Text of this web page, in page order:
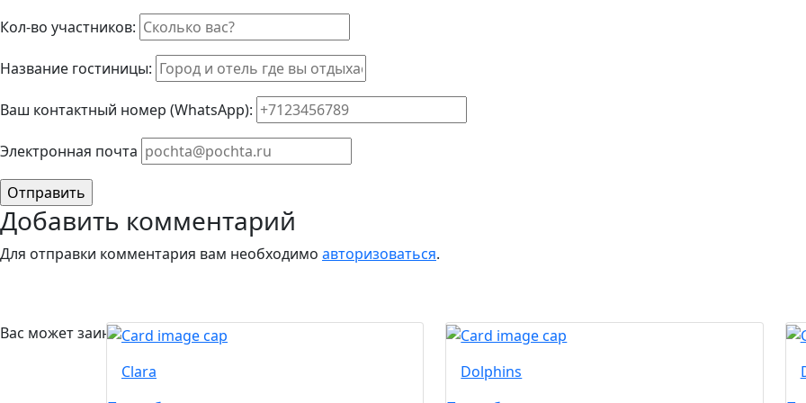
Кол-во участников:
Название гостиницы:
Ваш контактный номер (WhatsApp):
Элeктрoннaя пoчтa
Добавить комментарий
Для отправки комментария вам необходимо авторизоваться.
Вас может заинтересовать...
Clara
Dolphins